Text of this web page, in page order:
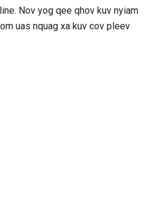
Nov yog qee qhov kuv nyiam
uas nquag xa kuv cov pleev